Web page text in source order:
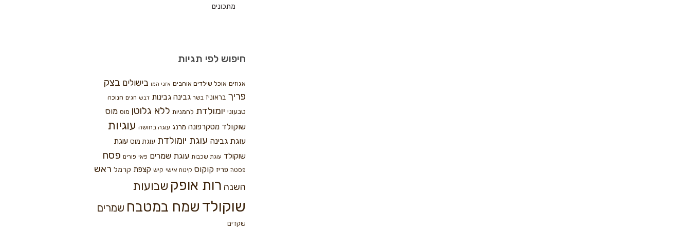
מתכונים
חיפוש לפי תגיות
אגוזים אוכל שילדים אוהבים אזני המן בישולים בצק
פריך בראוניז בשר גבינה גבינות דבש חגים חנוכה
טבעוני יומולדת לחמניות ללא גלוטן מוס מוס
שוקולד מסקרפונה מרנג עוגה בחושה עוגיות
עוגת גבינה עוגת יומולדת עוגת מוס עוגת
שוקולד עוגת שכבות עוגת שמרים פאי פורים פסח
פסטה פריז קוקוס קינוח אישי קיש קצפת קרמל ראש
השנה רות אופק שבועות
שוקולד שמח במטבח שמרים
שקדים